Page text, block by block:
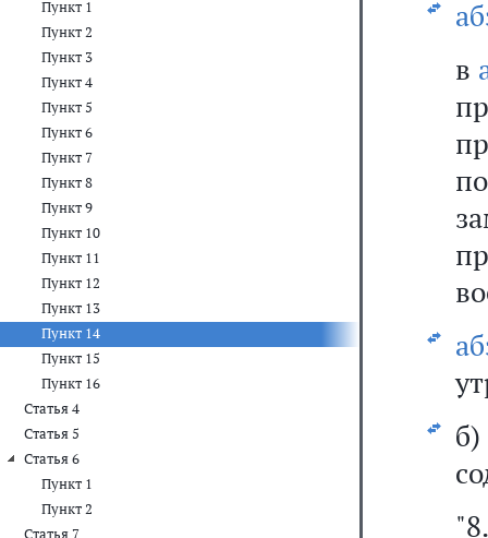
Пункт 1
Пункт 2
Пункт 3
Пункт 4
Пункт 5
Пункт 6
Пункт 7
Пункт 8
Пункт 9
Пункт 10
Пункт 11
Пункт 12
Пункт 13
Пункт 14
Пункт 15
Пункт 16
Статья 4
Статья 5
Статья 6
Пункт 1
Пункт 2
Статья 7
в